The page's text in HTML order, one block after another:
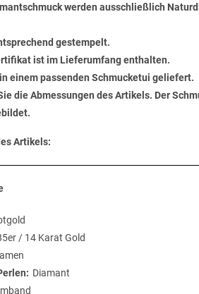
werden ausschließlich
gestempelt.
ist im Lieferumfang enthalten.
einem passenden Schmucketui geliefert.
die Abmessungen des Artikels. Der
Artikels:
/ 14 Karat Gold
Diamant